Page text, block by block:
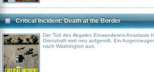
machen, den er einst kannte.
Critical Incident: Death at the Border
Der Tod des illegalen Einwanderers Anastasio
Grenzhaft wird neu aufgerollt. Ein
nach Washington aus.